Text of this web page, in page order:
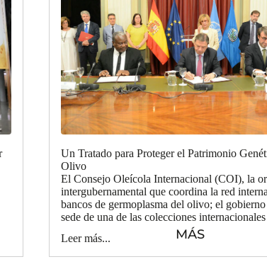
MÁS
Un Tratado para Proteger el Patrimonio
Olivo
El Consejo Oleícola Internacional (COI), la
intergubernamental que coordina la red
bancos de germoplasma del olivo; el gobierno
sede de una de las colecciones
Leer más...